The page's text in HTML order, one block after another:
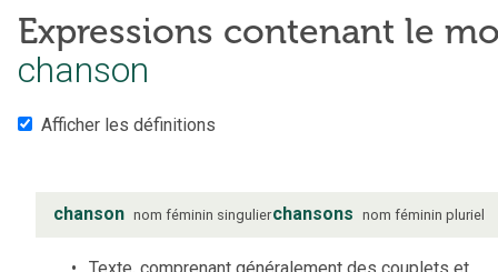
Expressions contenant le
chanson
Afficher les définitions
chanson nom féminin singulierchansons nom féminin pluriel